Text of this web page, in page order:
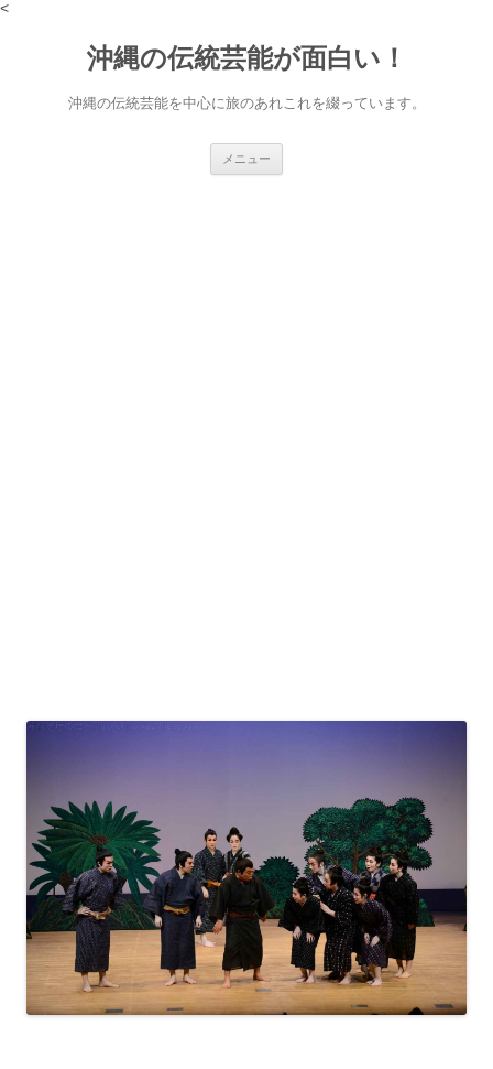
<
沖縄の伝統芸能が面白い！
沖縄の伝統芸能を中心に旅のあれこれを綴っています。
メニュー